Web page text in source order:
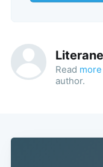
Read
author.